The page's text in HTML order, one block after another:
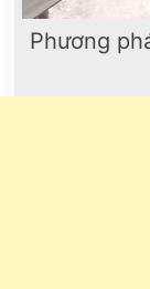
Phương